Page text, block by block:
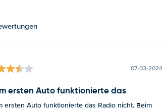
07-03-2024
ersten Auto funktionierte das
ersten Auto funktionierte das Radio nicht. Beim